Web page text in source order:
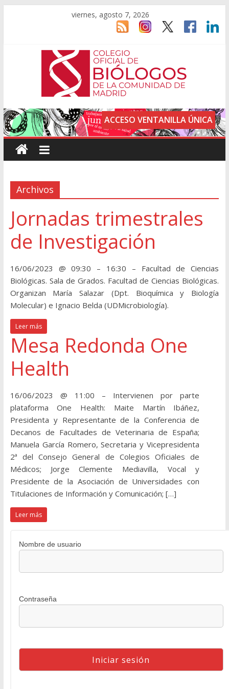
viernes, agosto 7, 2026
ACCESO VENTANILLA ÚNICA
Archivos
Jornadas trimestrales
de Investigación
16/06/2023 @ 09:30 – 16:30 – Facultad de Ciencias
Biológicas. Sala de Grados. Facultad de Ciencias Biológicas.
Organizan María Salazar (Dpt. Bioquímica y Biología
Molecular) e Ignacio Belda (UDMicrobiología).
Leer más
Mesa Redonda One
Health
16/06/2023 @ 11:00 – Intervienen por parte
plataforma One Health: Maite Martín Ibáñez,
Presidenta y Representante de la Conferencia de
Decanos de Facultades de Veterinaria de España;
Manuela García Romero, Secretaria y Vicepresidenta
2ª del Consejo General de Colegios Oficiales de
Médicos; Jorge Clemente Mediavilla, Vocal y
Presidente de la Asociación de Universidades con
Titulaciones de Información y Comunicación; […]
Leer más
Nombre de usuario
Contraseña